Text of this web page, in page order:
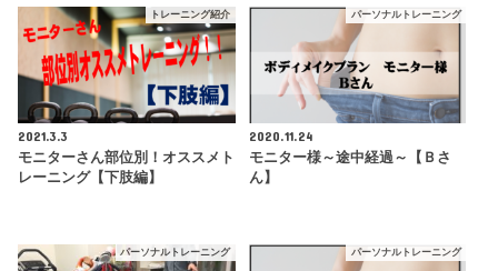
トレーニング紹介
2021.3.3
モニターさん部位別！オススメト
レーニング【下肢編】
パーソナルトレーニング
2020.11.24
モニター様～途中経過～【Ｂさ
ん】
パーソナルトレーニング パーソナルトレーニング